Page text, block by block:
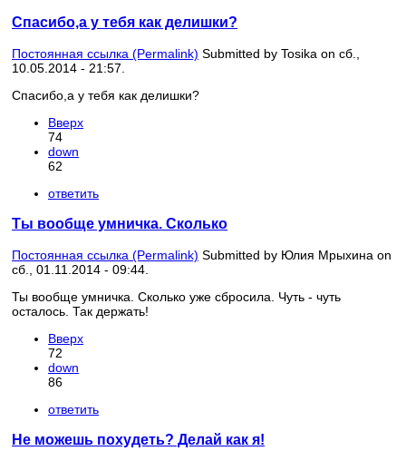
Спасибо,а у тебя как делишки?
Постоянная ссылка (Permalink) Submitted by Tosika on сб.,
10.05.2014 - 21:57.
Спасибо,а у тебя как делишки?
Вверх
74
down
62
ответить
Ты вообще умничка. Сколько
Постоянная ссылка (Permalink) Submitted by Юлия Мрыхина on
сб., 01.11.2014 - 09:44.
Ты вообще умничка. Сколько уже сбросила. Чуть - чуть
осталось. Так держать!
Вверх
72
down
86
ответить
Не можешь похудеть? Делай как я!